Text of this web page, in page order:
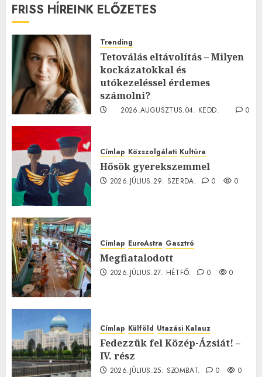
FRISS HÍREINK ELŐZETES
Trending
Tetoválás eltávolítás – Milyen
kockázatokkal és
utókezeléssel érdemes
számolni?
2026.AUGUSZTUS.04. KEDD.
0
Címlap Közszolgálati Kultúra
Hősök gyerekszemmel
2026.JÚLIUS.29. SZERDA. 0 0
Címlap EuroAstra Gasztró
Megfiatalodott
2026.JÚLIUS.27. HÉTFŐ. 0 0
Címlap Külföld Utazási Kalauz
Fedezzük fel Közép-Ázsiát! –
IV. rész
2026.JÚLIUS.25. SZOMBAT. 0 0